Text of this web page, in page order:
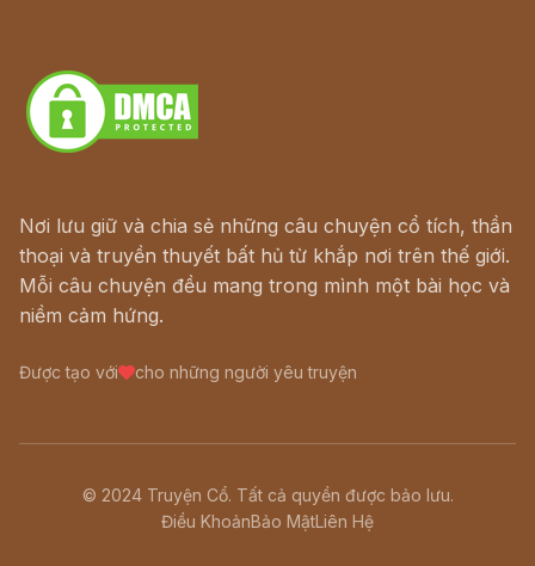
Nơi lưu giữ và chia sẻ những câu chuyện cổ tích, thần
thoại và truyền thuyết bất hủ từ khắp nơi trên thế giới.
Mỗi câu chuyện đều mang trong mình một bài học và
niềm cảm hứng.
Được tạo với cho những người yêu truyện
© 2024 Truyện Cổ. Tất cả quyền được bảo lưu.
Điều KhoảnBảo MậtLiên Hệ